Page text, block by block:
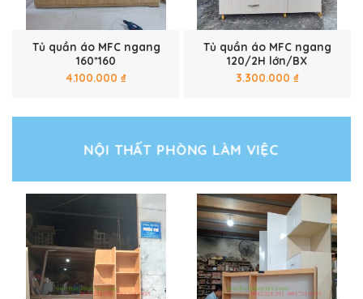
Tủ quần áo MFC ngang
160*160
4.100.000 ₫
Tủ quần áo MFC ngang
120/2H lớn/BX
3.300.000 ₫
NỘI THẤT PHÒNG LÀM VIỆC